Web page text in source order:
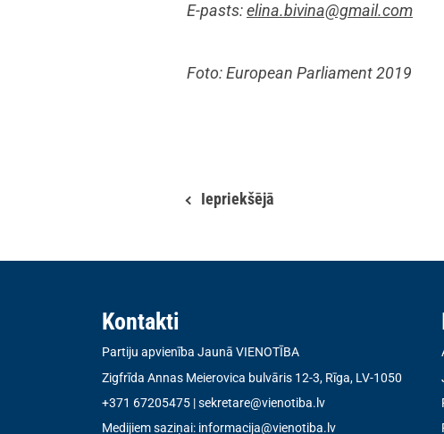
E-pasts:elina.bivina@gmail.com
Foto: European Parliament 2019
Iepriekšējā
Kontakti
Partiju apvienība Jaunā VIENOTĪBA
Zigfrīda Annas Meierovica bulvāris 12-3, Rīga, LV-1050
+371 67205475 |sekretare@vienotiba.lv
Medijiem saziņai: informacija@vienotiba.lv